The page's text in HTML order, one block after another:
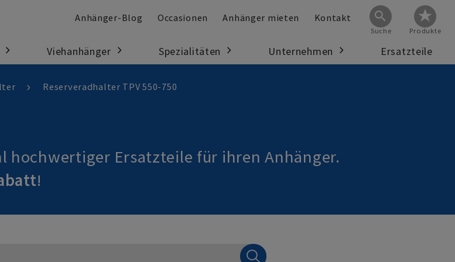
Suche Produkte
Anhänger-Blog Occasionen Anhänger mieten Kontakt
> Viehanhänger > Spezialitäten > Unternehmen > Ersatzteile
Reserveradhalter TPV 550-750
hochwertiger Ersatzteile für ihren Anhänger.
!